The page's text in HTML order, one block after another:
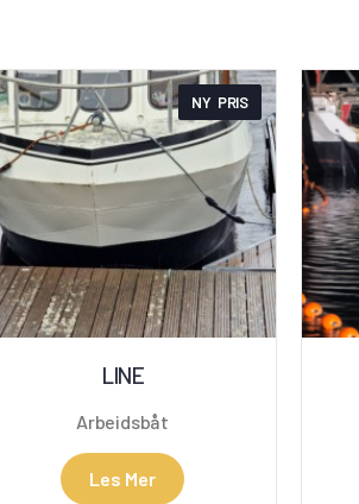
NY PRIS
LINE
Arbeidsbåt
Les Mer